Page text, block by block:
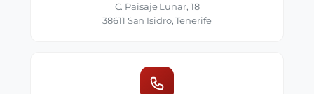
C. Paisaje Lunar, 18
38611 San Isidro, Tenerife